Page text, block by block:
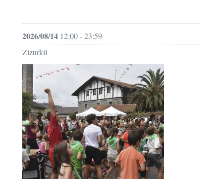
2026/08/14 12:00 - 23:59
Zizurkil